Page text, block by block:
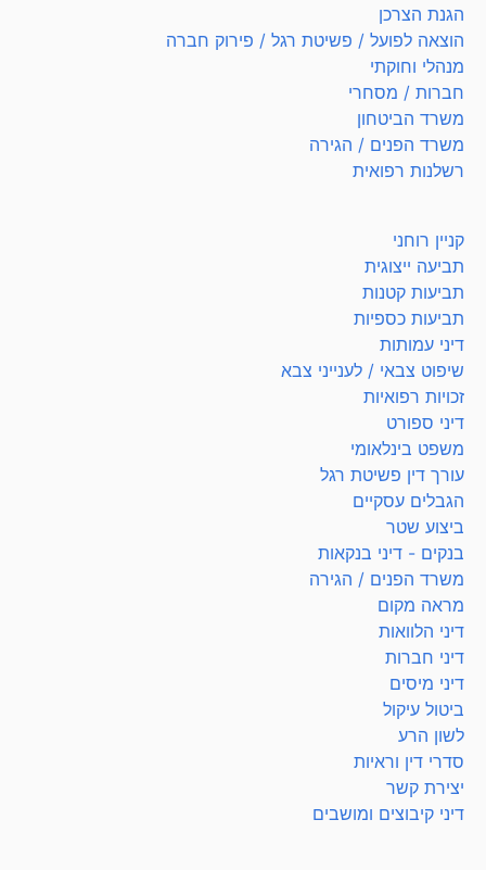
הגנת הצרכן
הוצאה לפועל / פשיטת רגל / פירוק חברה
מנהלי וחוקתי
חברות / מסחרי
משרד הביטחון
משרד הפנים / הגירה
רשלנות רפואית
קניין רוחני
תביעה ייצוגית
תביעות קטנות
תביעות כספיות
דיני עמותות
שיפוט צבאי / לענייני צבא
זכויות רפואיות
דיני ספורט
משפט בינלאומי
עורך דין פשיטת רגל
הגבלים עסקיים
ביצוע שטר
בנקים - דיני בנקאות
משרד הפנים / הגירה
מראה מקום
דיני הלוואות
דיני חברות
דיני מיסים
ביטול עיקול
לשון הרע
סדרי דין וראיות
יצירת קשר
דיני קיבוצים ומושבים